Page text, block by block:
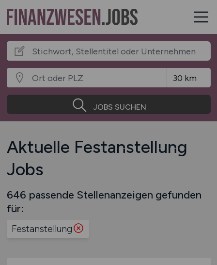
JOBS SUCHEN
Aktuelle Festanstellung
Jobs
646 passende Stellenanzeigen gefunden
für:
Festanstellung